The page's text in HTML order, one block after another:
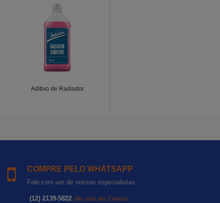
Aditivo de Radiador
COMPRE PELO WHATSAPP
Fale com um de nossos especialistas.
(12) 2139-5822 São José dos Campos